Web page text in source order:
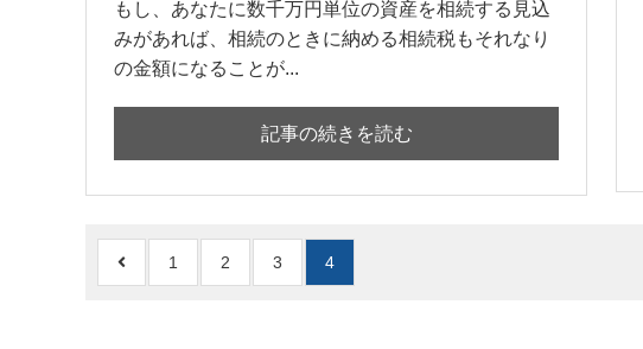
もし、あなたに数千万円単位の資産を相続する見込
みがあれば、相続のときに納める相続税もそれなり
の金額になることが...
記事の続きを読む
1 2 3 4